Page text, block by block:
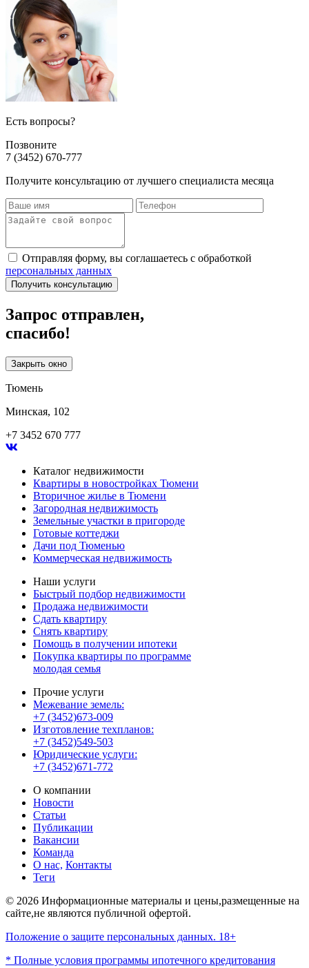
Есть вопросы?
Позвоните
7 (3452) 670-777
Получите консультацию от лучшего специалиста месяца
Отправляя форму, вы соглашаетесь с обработкой
персональных данных
Получить консультацию
Запрос отправлен,
спасибо!
Закрыть окно
Тюмень
Минская, 102
+7 3452 670 777
Каталог недвижимости
Квартиры в новостройках Тюмени
Вторичное жилье в Тюмени
Загородная недвижимость
Земельные участки в пригороде
Готовые коттеджи
Дачи под Тюменью
Коммерческая недвижимость
Наши услуги
Быстрый подбор недвижимости
Продажа недвижимости
Сдать квартиру
Снять квартиру
Помощь в получении ипотеки
Покупка квартиры по программе
молодая семья
Прочие услуги
Межевание земель:
+7 (3452)673-009
Изготовление техпланов:
+7 (3452)549-503
Юридические услуги:
+7 (3452)671-772
О компании
Новости
Статьи
Публикации
Вакансии
Команда
О нас, Контакты
Теги
© 2026 Информационные материалы и цены,размещенные на
сайте,не являются публичной офертой.
Положение о защите персональных данных. 18+
* Полные условия программы ипотечного кредитования